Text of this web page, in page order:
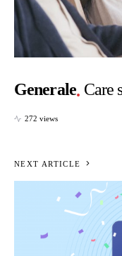
Generale Care
272 views
NEXT ARTICLE